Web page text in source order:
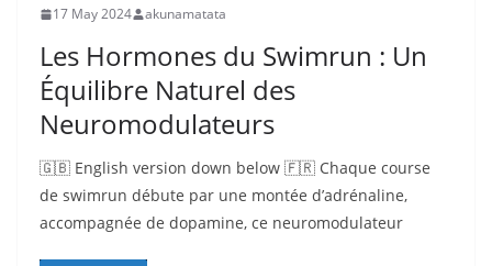
17 May 2024 akunamatata
Les Hormones du Swimrun : Un
Équilibre Naturel des
Neuromodulateurs
🇬🇧 English version down below 🇫🇷 Chaque course
de swimrun débute par une montée d’adrénaline,
accompagnée de dopamine, ce neuromodulateur